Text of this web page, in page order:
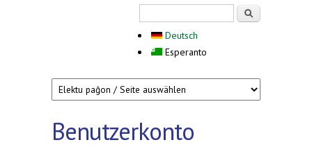
Deutsch
Esperanto
Benutzerkonto